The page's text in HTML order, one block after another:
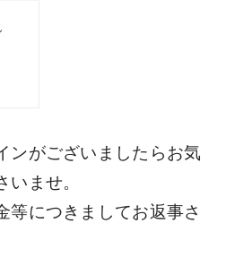
ンがございましたらお気
ませ。
等につきましてお返事さ